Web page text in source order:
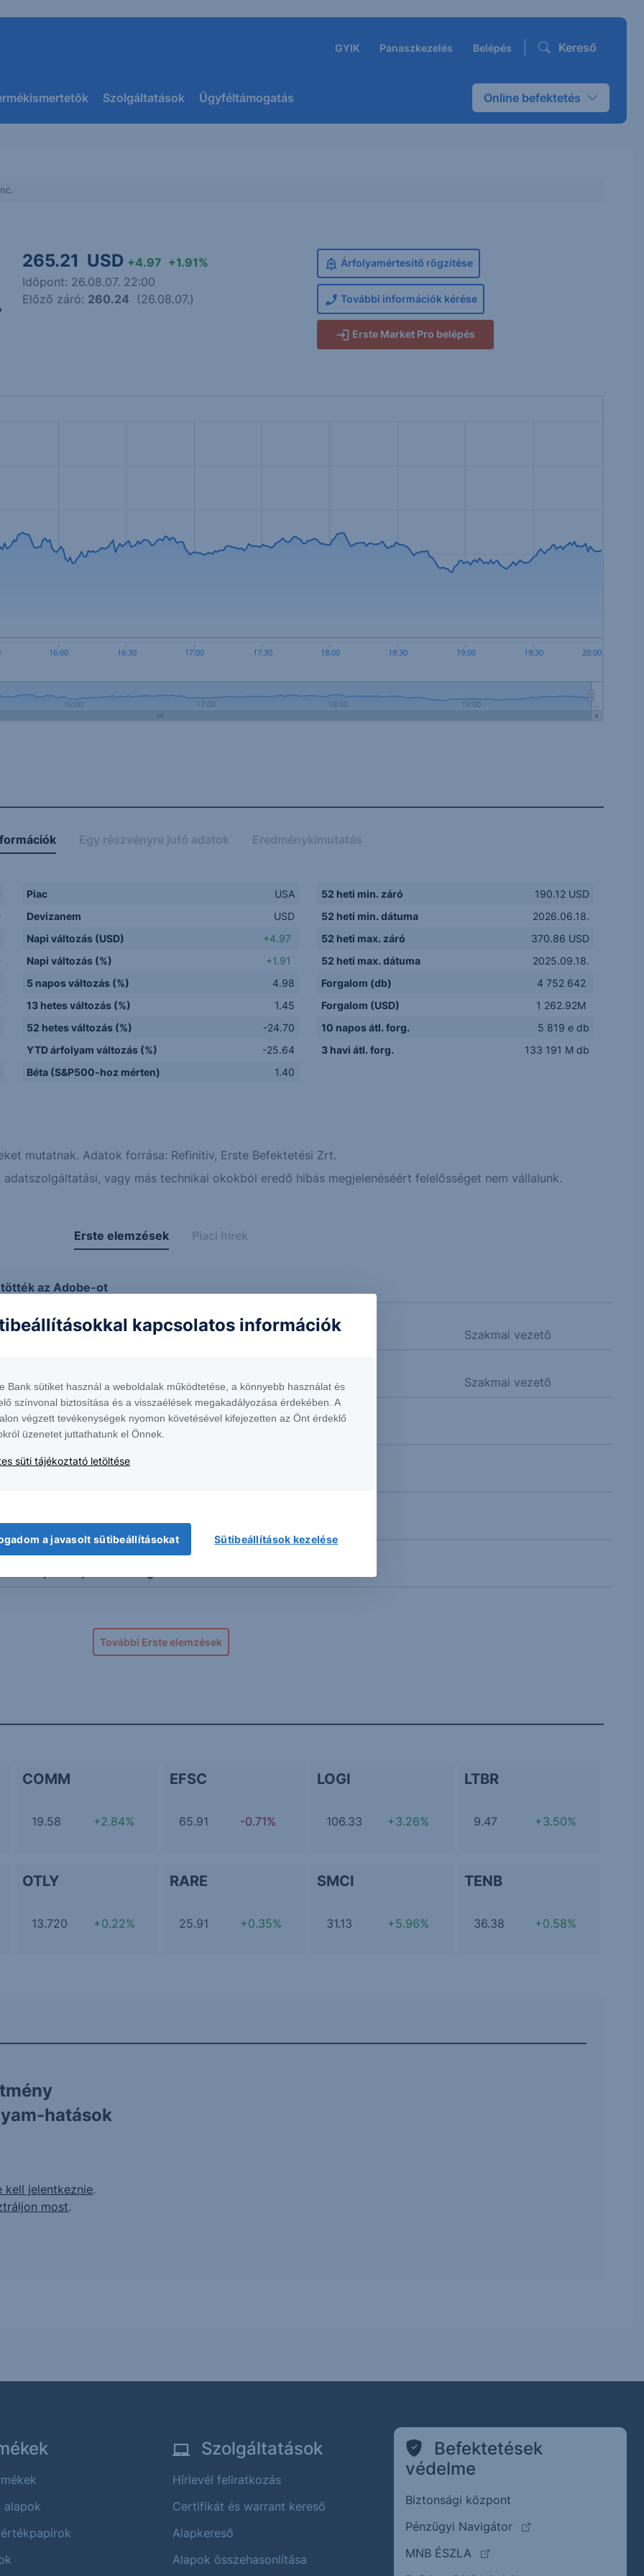
GYIK Panaszkezelés Belépés Kereső
Szolgáltatások Ügyféltámogatás Online befektetés
265.21 USD +4.97 +1.91%
Időpont: 26.08.07. 22:00
Előző záró: 260.24 (26.08.07.)
Árfolyamértesítő rögzítése
További információk kérése
Erste Market Pro belépés
16:00 16:30 17:00 17:30 18:00 18:30 19:00 19:30 20:00
16:00 17:00 18:00 19:00 …
Egy részvényre jutó adatok Eredménykimutatás
Piac
USA
Devizanem
USD
Napi változás (USD)
+4.97
Napi változás (%)
+1.91
5 napos változás (%)
4.98
13 hetes változás (%)
1.45
52 hetes változás (%)
-24.70
YTD árfolyam változás (%)
-25.64
Béta (S&P500-hoz mérten)
1.40
52 heti min. záró
190.12 USD
52 heti min. dátuma
2026.06.18.
52 heti max. záró
370.86 USD
52 heti max. dátuma
2025.09.18.
Forgalom (db)
4 752 642
Forgalom (USD)
1 262.92M
10 napos átl. forg.
5 819 e db
3 havi átl. forg.
133 191 M db
mutatnak. Adatok forrása: Refinitiv, Erste Befektetési Zrt.
vagy más technikai okokból eredő hibás megjelenéséért felelősséget nem vállalunk.
Erste elemzések Piaci hírek
az Adobe-ot
37 - napi Szakmai vezető
Szakmai vezető
One Star US IT USD 25-28
US Software USD 23-26
Business Tech USD 20-23
Kupon Express Airbag US Cloud 2019 – 2022
További Erste elemzések
COMM
19.58 +2.84%
EFSC
65.91 -0.71%
LOGI
106.33 +3.26%
LTBR
9.47 +3.50%
OTLY
13.720 +0.22%
RARE
25.91 +0.35%
SMCI
31.13 +5.96%
TENB
36.38 +0.58%
hatások
kell jelentkeznie.
most.
alapok
Szolgáltatások
Hírlevél feliratkozás
Certifikát és warrant kereső
Alapkereső
Alapok összehasonlítása
Befektetések
védelme
Biztonsági központ
Pénzügyi Navigátor
(külső oldalra ugrik)
MNB ÉSZLA
(külső oldalra ugrik)
kapcsolatos információk
Bank sütiket használ a weboldalak működtetése, a könnyebb használat és
színvonal biztosítása és a visszaélések megakadályozása érdekében. A
végzett tevékenységek nyomon követésével kifejezetten az Önt érdeklő
üzenetet juttathatunk el Önnek.
süti tájékoztató letöltése
a javasolt sütibeállításokat Sütibeállítások kezelése